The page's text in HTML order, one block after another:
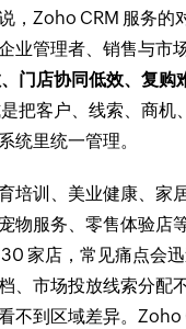
，Zoho CRM 服务的
业管理者、销售与市
门店协同低效、复购
把客户、线索、商机
统里统一管理。
培训、美业健康、家
物服务、零售体验店
家店，常见痛点会
、市场投放线索分配
不到区域差异。Zoho